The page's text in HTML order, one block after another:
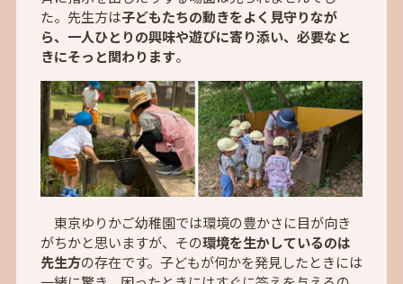
た。先生方は子どもたちの動きをよく見守りなが
ら、一人ひとりの興味や遊びに寄り添い、必要なと
きにそっと関わります。
東京ゆりかご幼稚園では環境の豊かさに目が向き
がちかと思いますが、その環境を生かしているのは
先生方の存在です。子どもが何かを発見したときには